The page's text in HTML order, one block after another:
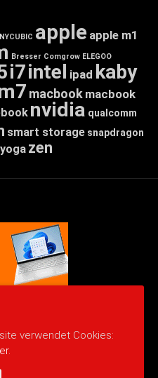
apple apple m1
Bresser Comgrow ELEGOO
i7intel ipad kaby
macbook macbook
nvidia qualcomm
smart storage snapdragon
yoga zen
verwendet Cookies: